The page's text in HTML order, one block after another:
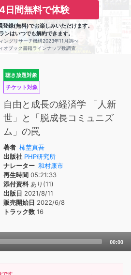
日間無料で体験
録(無料)でお楽しみいただけます。
ンはいつでも解約できます。
ングリサーチ機構2023年11月調べ
オブック書籍ラインナップ数調査
聴き放題対象
チケット対象
自由と成長の経済学 「人新
世」と「脱成長コミュニズ
ム」の罠
著者 柿埜真吾
出版社 PHP研究所
ナレーター 和村康市
再生時間 05:21:33
添付資料あり(11)
出版日 2021/8/11
販売開始日 2022/6/8
トラック数 16
00:00